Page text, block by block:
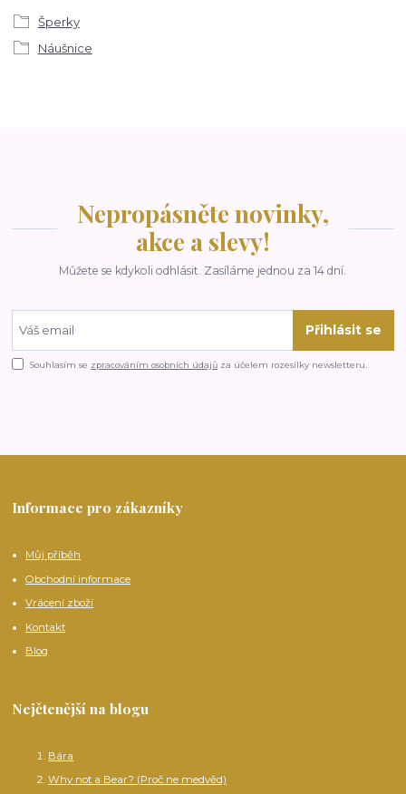
Šperky
Náušnice
Nepropásněte novinky,
akce a slevy!
Můžete se kdykoli odhlásit. Zasíláme jednou za 14 dní.
Přihlásit se
Souhlasím se zpracováním osobních údajů za účelem rozesílky newsletteru.
Informace pro zákazníky
Můj příběh
Obchodní informace
Vrácení zboží
Kontakt
Blog
Nejčtenější na blogu
Bára
Why not a Bear? (Proč ne medvěd)